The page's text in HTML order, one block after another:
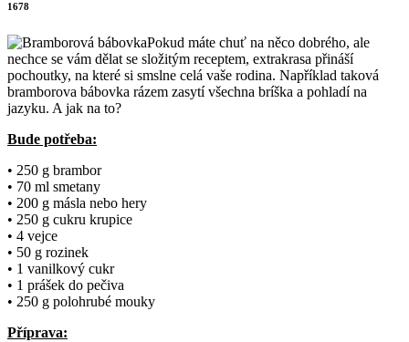
1678
Pokud máte chuť na něco dobrého, ale
nechce se vám dělat se složitým receptem, extrakrasa přináší
pochoutky, na které si smslne celá vaše rodina. Například taková
bramborova bábovka rázem zasytí všechna bríška a pohladí na
jazyku. A jak na to?
Bude potřeba:
• 250 g brambor
• 70 ml smetany
• 200 g másla nebo hery
• 250 g cukru krupice
• 4 vejce
• 50 g rozinek
• 1 vanilkový cukr
• 1 prášek do pečiva
• 250 g polohrubé mouky
Příprava: